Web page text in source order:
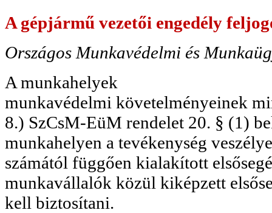
A gépjármű vezetői engedély
Országos Munkavédelmi és
A munkahelyek
munkavédelmi követelményeinek
8.) SzCsM-EüM rendelet 20. § (1)
munkahelyen a tevékenység
számától függően kialakított
munkavállalók közül kiképzett
kell biztosítani.